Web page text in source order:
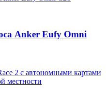
Anker Eufy Omni